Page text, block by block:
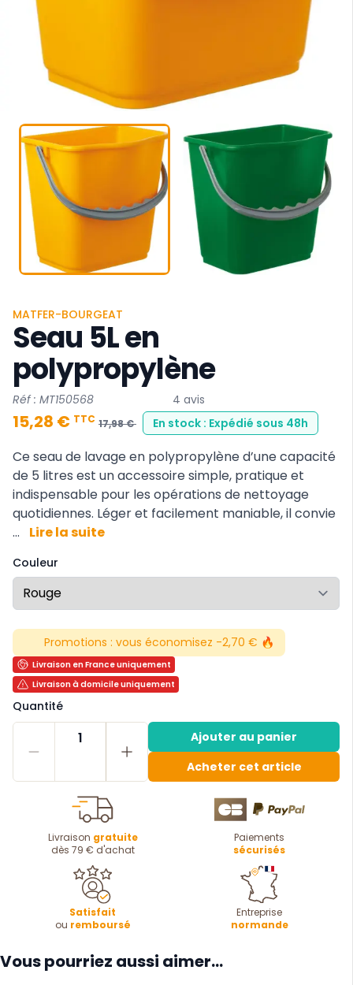
MATFER-BOURGEAT
Seau 5L en
polypropylène
Réf : MT150568 4 avis
15,28 € TTC 17,98 € En stock : Expédié sous 48h
Ce seau de lavage en polypropylène d’une capacité
de 5 litres est un accessoire simple, pratique et
indispensable pour les opérations de nettoyage
quotidiennes. Léger et facilement maniable, il convie
...
Lire la suite
Couleur
Promotions : vous économisez -2,70 € 🔥
Livraison en France uniquement
Livraison à domicile uniquement
Quantité
1
Ajouter au panier
Acheter cet article
Livraison gratuite
dès 79 € d'achat
Paiements
sécurisés
Satisfait
ou remboursé
Entreprise
normande
Vous pourriez aussi aimer...